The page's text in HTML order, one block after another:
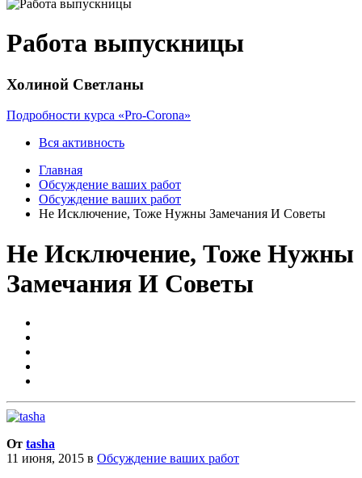
Работа выпускницы
Холиной Светланы
Подробности курса «Pro-Corona»
Вся активность
Главная
Обсуждение ваших работ
Обсуждение ваших работ
Не Исключение, Тоже Нужны Замечания И Советы
Не Исключение, Тоже Нужны
Замечания И Советы
От tasha
11 июня, 2015 в Обсуждение ваших работ